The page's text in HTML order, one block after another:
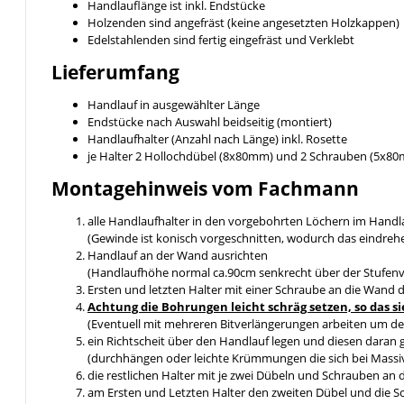
Handlauflänge ist inkl. Endstücke
Holzenden sind angefräst (keine angesetzten Holzkappen)
Edelstahlenden sind fertig eingefräst und Verklebt
Lieferumfang
Handlauf in ausgewählter Länge
Endstücke nach Auswahl beidseitig (montiert)
Handlaufhalter (Anzahl nach Länge) inkl. Rosette
je Halter 2 Hollochdübel (8x80mm) und 2 Schrauben
Montagehinweis vom Fachmann
alle Handlaufhalter in den vorgebohrten Löchern im
(Gewinde ist konisch vorgeschnitten, wodurch das
Handlauf an der Wand ausrichten
(Handlaufhöhe normal ca.90cm senkrecht über der
Ersten und letzten Halter mit einer Schraube an die Wand
Achtung die Bohrungen leicht schräg setzen, so das
(Eventuell mit mehreren Bitverlängerungen arbeiten um
ein Richtscheit über den Handlauf legen und diesen daran
(durchhängen oder leichte Krümmungen die sich bei
die restlichen Halter mit je zwei Dübeln und Schrauben an
am Ersten und Letzten Halter den zweiten Dübel und die